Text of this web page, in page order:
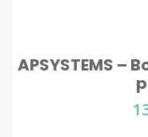
APSYSTEMS –